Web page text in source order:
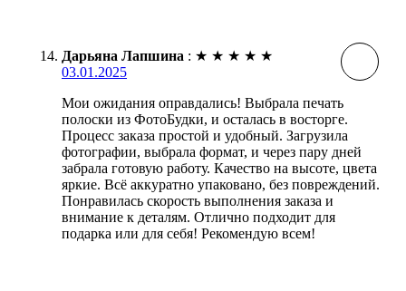
Дарьяна Лапшина : ★ ★ ★ ★ ★
03.01.2025
Мои ожидания оправдались! Выбрала печать
полоски из ФотоБудки, и осталась в восторге.
Процесс заказа простой и удобный. Загрузила
фотографии, выбрала формат, и через пару дней
забрала готовую работу. Качество на высоте, цвета
яркие. Всё аккуратно упаковано, без повреждений.
Понравилась скорость выполнения заказа и
внимание к деталям. Отлично подходит для
подарка или для себя! Рекомендую всем!